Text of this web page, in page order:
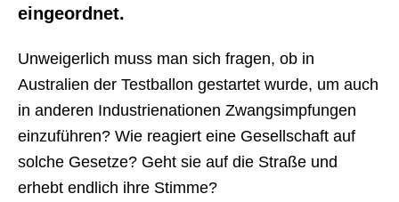
eingeordnet.
Unweigerlich muss man sich fragen, ob in
Australien der Testballon gestartet wurde, um auch
in anderen Industrienationen Zwangsimpfungen
einzuführen? Wie reagiert eine Gesellschaft auf
solche Gesetze? Geht sie auf die Straße und
erhebt endlich ihre Stimme?